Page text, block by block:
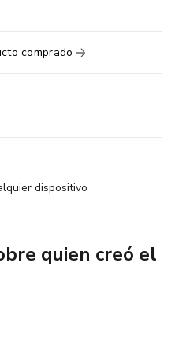
y lo que haces
de 3 días, ejercicios
para cortar el ciclo sin
comprado
dispositivo
quien creó el